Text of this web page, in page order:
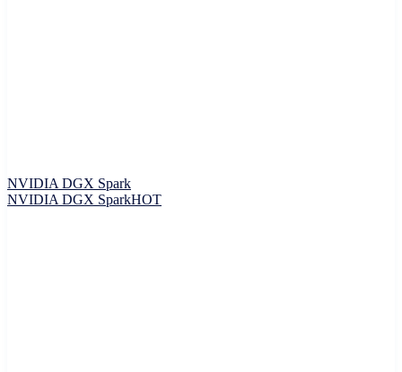
NVIDIA DGX Spark
NVIDIA DGX SparkHOT